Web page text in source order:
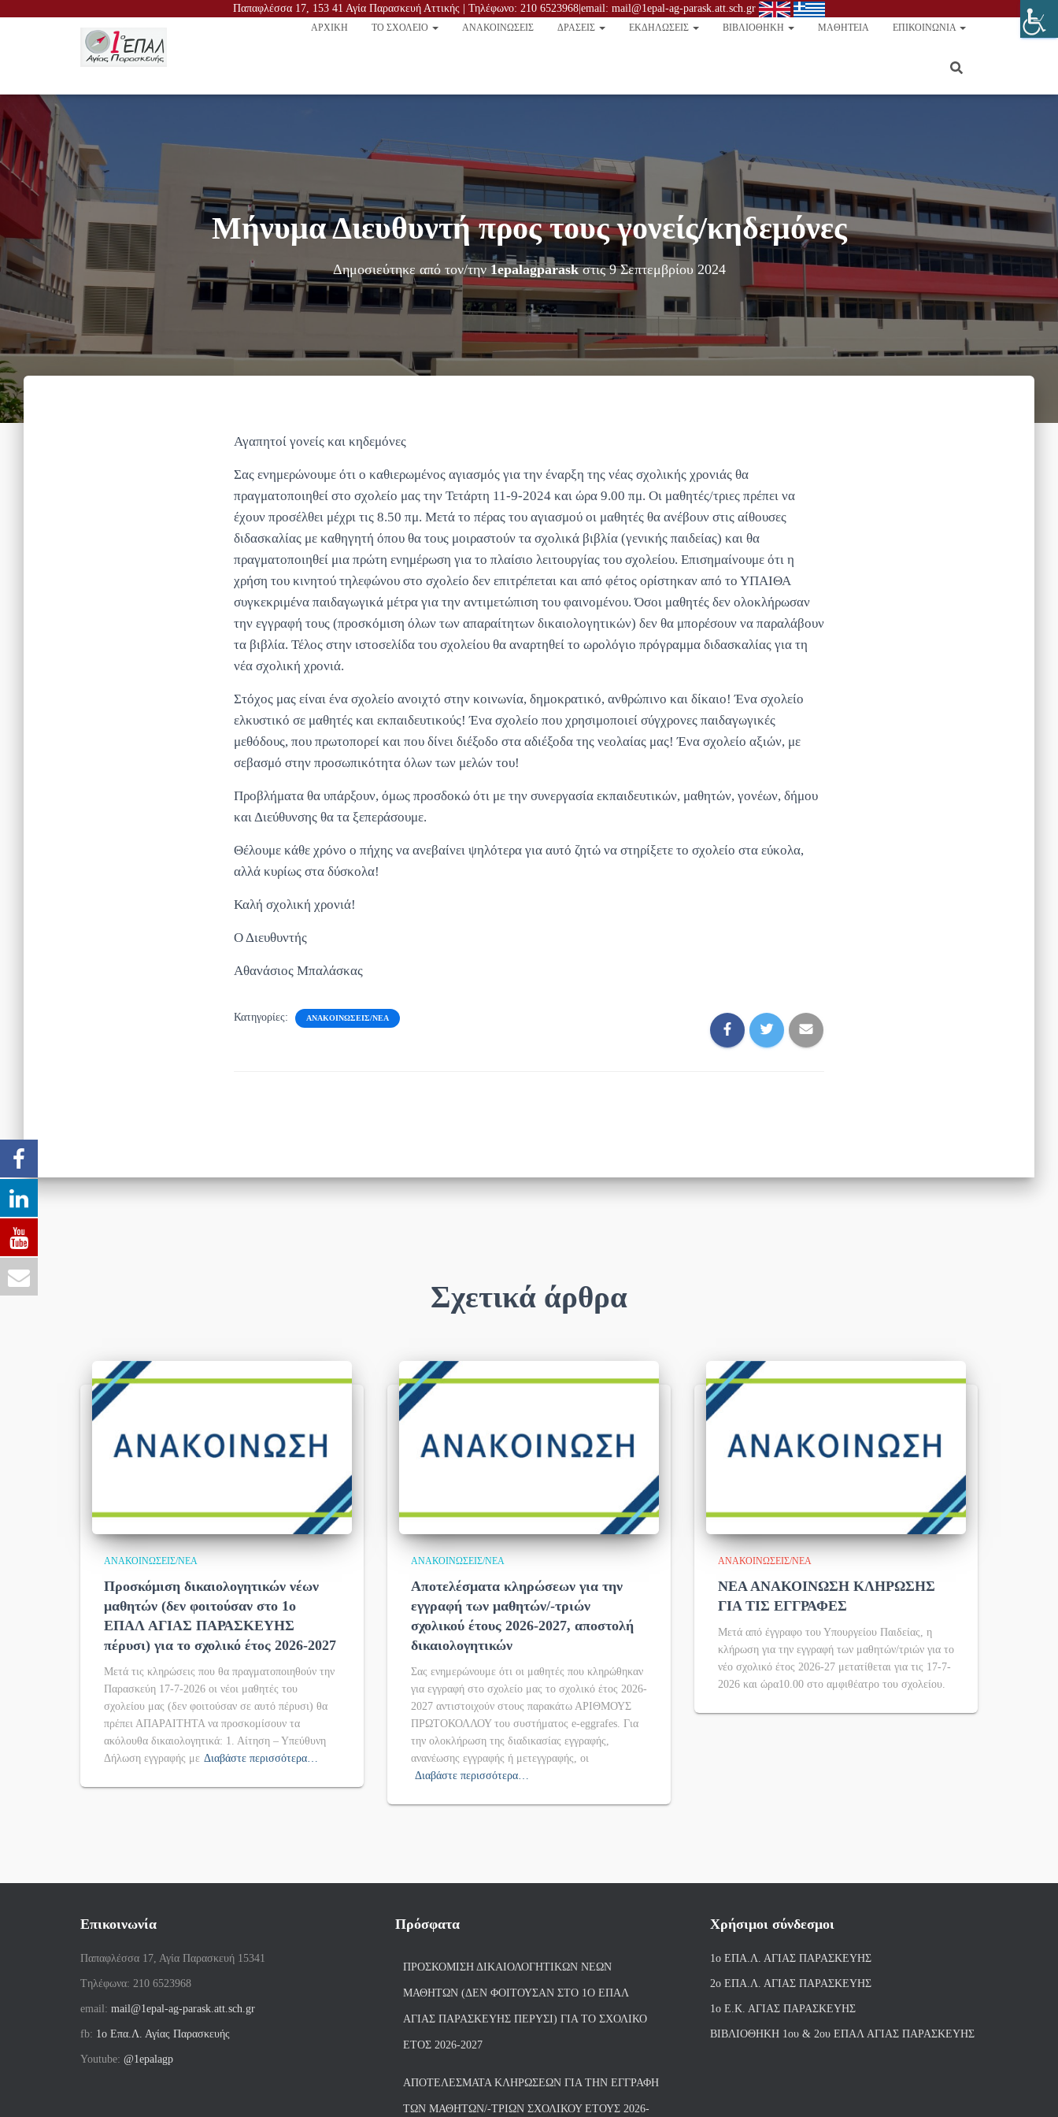
Παπαφλέσσα 17, 153 41 Αγία Παρασκευή Αττικής | Τηλέφωνο: 210 6523968|email: mail@1epal-ag-parask.att.sch.gr
ΑΡΧΙΚΉ TO ΣΧΟΛΕΙΟ ΑΝΑΚΟΙΝΏΣΕΙΣ ΔΡΑΣΕΙΣ ΕΚΔΗΛΩΣΕΙΣ ΒΙΒΛΙΟΘΉΚΗ ΜΑΘΗΤΕΊΑ ΕΠΙΚΟΙΝΩΝΊΑ
Μήνυμα Διευθυντή προς τους γονείς/κηδεμόνες
Δημοσιεύτηκε από τον/την 1epalagparaskστις9 Σεπτεμβρίου 2024
Αγαπητοί γονείς και κηδεμόνες
Σας ενημερώνουμε ότι ο καθιερωμένος αγιασμός για την έναρξη της νέας σχολικής χρονιάς θα
πραγματοποιηθεί στο σχολείο μας την Τετάρτη 11-9-2024 και ώρα 9.00 πμ. Οι μαθητές/τριες πρέπει να
έχουν προσέλθει μέχρι τις 8.50 πμ. Μετά το πέρας του αγιασμού οι μαθητές θα ανέβουν στις αίθουσες
διδασκαλίας με καθηγητή όπου θα τους μοιραστούν τα σχολικά βιβλία (γενικής παιδείας) και θα
πραγματοποιηθεί μια πρώτη ενημέρωση για το πλαίσιο λειτουργίας του σχολείου. Επισημαίνουμε ότι η
χρήση του κινητού τηλεφώνου στο σχολείο δεν επιτρέπεται και από φέτος ορίστηκαν από το ΥΠΑΙΘΑ
συγκεκριμένα παιδαγωγικά μέτρα για την αντιμετώπιση του φαινομένου. Όσοι μαθητές δεν ολοκλήρωσαν
την εγγραφή τους (προσκόμιση όλων των απαραίτητων δικαιολογητικών) δεν θα μπορέσουν να παραλάβουν
τα βιβλία. Τέλος στην ιστοσελίδα του σχολείου θα αναρτηθεί το ωρολόγιο πρόγραμμα διδασκαλίας για τη
νέα σχολική χρονιά.
Στόχος μας είναι ένα σχολείο ανοιχτό στην κοινωνία, δημοκρατικό, ανθρώπινο και δίκαιο! Ένα σχολείο
ελκυστικό σε μαθητές και εκπαιδευτικούς! Ένα σχολείο που χρησιμοποιεί σύγχρονες παιδαγωγικές
μεθόδους, που πρωτοπορεί και που δίνει διέξοδο στα αδιέξοδα της νεολαίας μας! Ένα σχολείο αξιών, με
σεβασμό στην προσωπικότητα όλων των μελών του!
Προβλήματα θα υπάρξουν, όμως προσδοκώ ότι με την συνεργασία εκπαιδευτικών, μαθητών, γονέων, δήμου
και Διεύθυνσης θα τα ξεπεράσουμε.
Θέλουμε κάθε χρόνο ο πήχης να ανεβαίνει ψηλότερα για αυτό ζητώ να στηρίξετε το σχολείο στα εύκολα,
αλλά κυρίως στα δύσκολα!
Καλή σχολική χρονιά!
Ο Διευθυντής
Αθανάσιος Μπαλάσκας
Κατηγορίες: ΑΝΑΚΟΙΝΏΣΕΙΣ/ΝΈΑ
Σχετικά άρθρα
ΑΝΑΚΟΙΝΏΣΕΙΣ/ΝΈΑ
Προσκόμιση δικαιολογητικών νέων
μαθητών (δεν φοιτούσαν στο 1ο
ΕΠΑΛ ΑΓΙΑΣ ΠΑΡΑΣΚΕΥΗΣ
πέρυσι) για το σχολικό έτος 2026-2027
Μετά τις κληρώσεις που θα πραγματοποιηθούν την
Παρασκεύη 17-7-2026 οι νέοι μαθητές του
σχολείου μας (δεν φοιτούσαν σε αυτό πέρυσι) θα
πρέπει ΑΠΑΡΑΙΤΗΤΑ να προσκομίσουν τα
ακόλουθα δικαιολογητικά: 1. Αίτηση – Υπεύθυνη
Δήλωση εγγραφής με Διαβάστε περισσότερα…
ΑΝΑΚΟΙΝΏΣΕΙΣ/ΝΈΑ
Αποτελέσματα κληρώσεων για την
εγγραφή των μαθητών/-τριών
σχολικού έτους 2026-2027, αποστολή
δικαιολογητικών
Σας ενημερώνουμε ότι οι μαθητές που κληρώθηκαν
για εγγραφή στο σχολείο μας το σχολικό έτος 2026-
2027 αντιστοιχούν στους παρακάτω ΑΡΙΘΜΟΥΣ
ΠΡΩΤΟΚΟΛΛΟΥ του συστήματος e-eggrafes. Για
την ολοκλήρωση της διαδικασίας εγγραφής,
ανανέωσης εγγραφής ή μετεγγραφής, οι
Διαβάστε περισσότερα…
ΑΝΑΚΟΙΝΏΣΕΙΣ/ΝΈΑ
ΝΕΑ ΑΝΑΚΟΙΝΩΣΗ ΚΛΗΡΩΣΗΣ
ΓΙΑ ΤΙΣ ΕΓΓΡΑΦΕΣ
Μετά από έγγραφο του Υπουργείου Παιδείας, η
κλήρωση για την εγγραφή των μαθητών/τριών για το
νέο σχολικό έτος 2026-27 μετατίθεται για τις 17-7-
2026 και ώρα10.00 στο αμφιθέατρο του σχολείου.
Επικοινωνία
Παπαφλέσσα 17, Αγία Παρασκευή 15341
Tηλέφωνα: 210 6523968
email: mail@1epal-ag-parask.att.sch.gr
fb: 1ο Επα.Λ. Αγίας Παρασκευής
Youtube: @1epalagp
Πρόσφατα
ΠΡΟΣΚΌΜΙΣΗ ΔΙΚΑΙΟΛΟΓΗΤΙΚΏΝ ΝΈΩΝ
ΜΑΘΗΤΏΝ (ΔΕΝ ΦΟΙΤΟΎΣΑΝ ΣΤΟ 1Ο ΕΠΑΛ
ΑΓΙΑΣ ΠΑΡΑΣΚΕΥΗΣ ΠΈΡΥΣΙ) ΓΙΑ ΤΟ ΣΧΟΛΙΚΌ
ΈΤΟΣ 2026-2027
ΑΠΟΤΕΛΈΣΜΑΤΑ ΚΛΗΡΏΣΕΩΝ ΓΙΑ ΤΗΝ ΕΓΓΡΑΦΉ
ΤΩΝ ΜΑΘΗΤΏΝ/-ΤΡΙΏΝ ΣΧΟΛΙΚΟΎ ΈΤΟΥΣ 2026-
Χρήσιμοι σύνδεσμοι
1ο ΕΠΑ.Λ. ΑΓΙΑΣ ΠΑΡΑΣΚΕΥΗΣ
2ο ΕΠΑ.Λ. ΑΓΙΑΣ ΠΑΡΑΣΚΕΥΗΣ
1ο Ε.Κ. ΑΓΙΑΣ ΠΑΡΑΣΚΕΥΗΣ
ΒΙΒΛΙΟΘΗΚΗ 1ου & 2ου ΕΠΑΛ ΑΓΙΑΣ ΠΑΡΑΣΚΕΥΗΣ